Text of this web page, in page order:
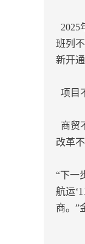
2025
班列
新开
项目
商贸
改革
“下一
航运
商。”